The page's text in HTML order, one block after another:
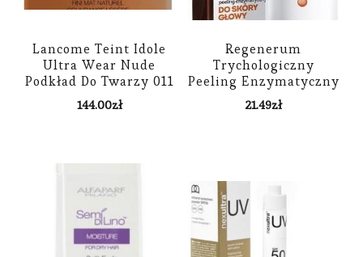
Lancome Teint Idole
Ultra Wear Nude
Podkład Do Twarzy 011
144.00zł
Regenerum
Trychologiczny
Peeling Enzymatyczny
Do Skóry Głowy 110ml
21.49zł